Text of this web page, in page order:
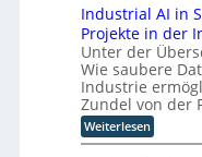
t
i
m
i
e
r
t
n
g
s
v
e
r
f
a
h
r
k
u
s
a
u
f
i
n
d
w
i
l
u
n
g
u
r
h
u
m
a
n
o
i
d
e
a
i
n
t
e
n
a
n
c
e
Industrial AI in
Projekte in der
Unter der
Wie saubere
Industrie
Zundel von der
Weiterlesen:
I